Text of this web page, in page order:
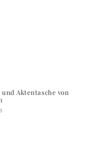
Aktentasche von